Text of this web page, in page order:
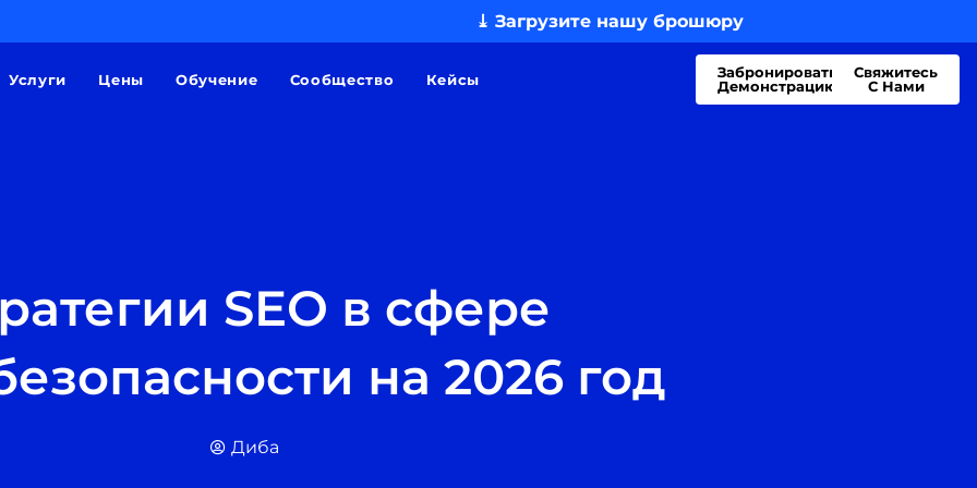
⤓ Загрузите нашу брошюру
Услуги Цены Обучение Сообщество Кейсы
Забронировать
Демонстрацию
Свяжитесь
С Нами
SEO в сфере
на 2026 год
Диба